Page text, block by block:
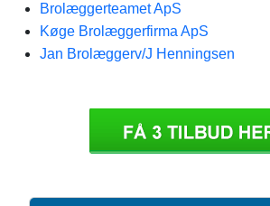
Brolæggerteamet ApS
Køge Brolæggerfirma ApS
Jan Brolæggerv/J Henningsen